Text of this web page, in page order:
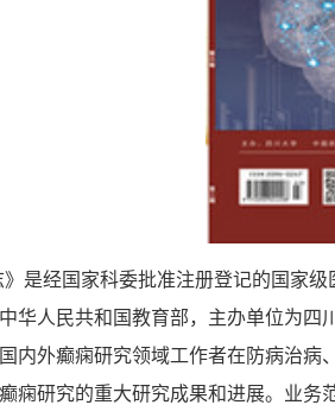
》是经国家科委批准注册登记的国家
华人民共和国教育部，主办单位为
内外癫痫研究领域工作者在防病治
痫研究的重大研究成果和进展。业务